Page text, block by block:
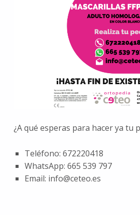
¿A qué esperas para hacer ya tu
Teléfono: 672220418
WhatsApp: 665 539 797
Email: info@ceteo.es